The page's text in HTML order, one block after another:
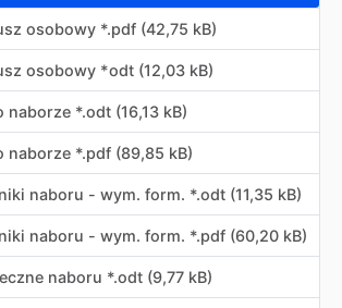
osobowy *.pdf (42,75 kB)
osobowy *odt (12,03 kB)
naborze *.odt (16,13 kB)
naborze *.pdf (89,85 kB)
naboru - wym. form. *.odt (11,35 kB)
naboru - wym. form. *.pdf (60,20 kB)
naboru *.odt (9,77 kB)